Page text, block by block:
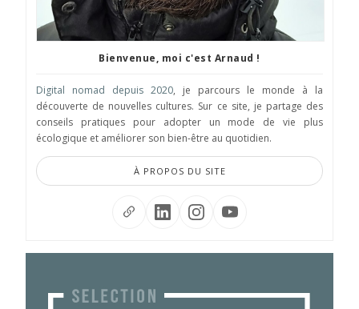
Bienvenue, moi c'est Arnaud !
Digital nomad depuis 2020, je parcours le monde à la
découverte de nouvelles cultures. Sur ce site, je partage des
conseils pratiques pour adopter un mode de vie plus
écologique et améliorer son bien-être au quotidien.
À PROPOS DU SITE